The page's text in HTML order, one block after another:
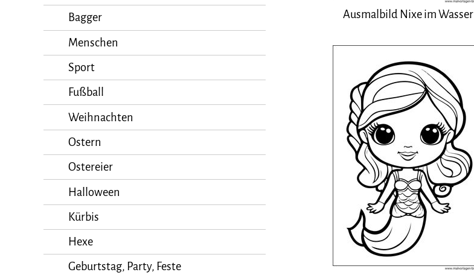
Bagger
Menschen
Sport
Fußball
Weihnachten
Ostern
Ostereier
Halloween
Kürbis
Hexe
Geburtstag, Party, Feste
Ausmalbild Nixe im Wasser